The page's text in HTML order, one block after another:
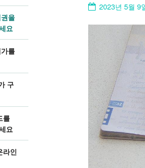
2023년 5월 9
을
요
를
구
를
요
라인